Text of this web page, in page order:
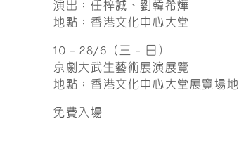
演出：任梓誠、劉韓希燁
地點：香港文化中心大堂
10 – 28/6（三 – 日）
京劇大武生藝術展演展覽
地點：香港文化中心大堂展覽場地
免費入場